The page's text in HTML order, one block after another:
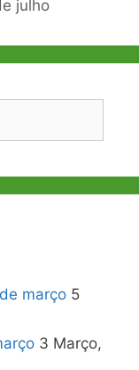
julho
março 5
3 Março,